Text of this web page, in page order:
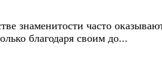
знаменитости часто
благодаря своим до...